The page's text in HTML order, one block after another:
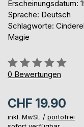
Erscheinungsdatum:
Sprache: Deutsch
Schlagworte:
Magie
Bewertung::
0%
0 Bewertungen
CHF 19.90
inkl. MwSt. / portofrei